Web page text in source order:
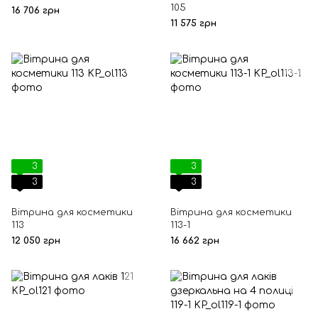
16 706 грн
105
11 575 грн
3
3
Вітрина для косметики
113
12 050 грн
3
3
Вітрина для косметики
113-1
16 662 грн